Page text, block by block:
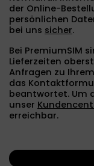
der Online-
persönlichen
bei uns sicher.
Bei PremiumSIM
Lieferzeiten
Anfragen zu
das
beantwortet. Um
unser
erreichbar.